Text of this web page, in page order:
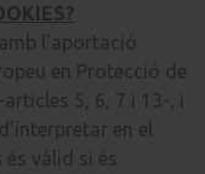
l’aportació
en Protecció de
5, 6, 7 i 13-, i
en el
vàlid si és